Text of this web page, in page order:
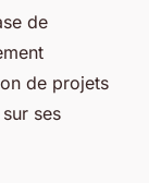
de
de projets
ses